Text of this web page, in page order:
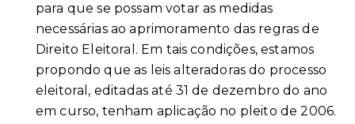
para que se possam votar as medidas
necessárias ao aprimoramento das regras de
Direito Eleitoral. Em tais condições, estamos
propondo que as leis alteradoras do processo
eleitoral, editadas até 31 de dezembro do ano
em curso, tenham aplicação no pleito de 2006.